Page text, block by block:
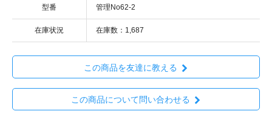
型番 管理No62-2
在庫状況 在庫数：1,687
この商品を友達に教える
この商品について問い合わせる